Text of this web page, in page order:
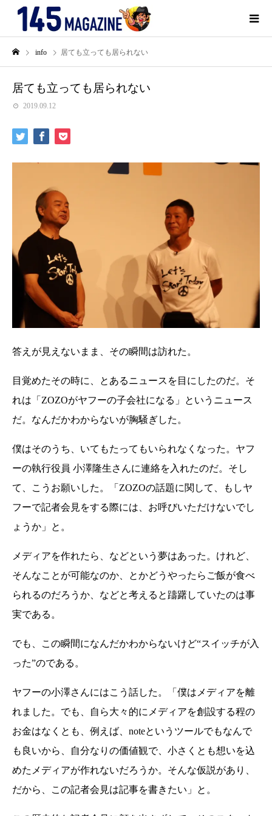
info 居ても立っても居られない
居ても立っても居られない
2019.09.12
答えが見えないまま、その瞬間は訪れた。
目覚めたその時に、とあるニュースを目にしたのだ。そ
れは「ZOZOがヤフーの子会社になる」というニュース
だ。なんだかわからないが胸騒ぎした。
僕はそのうち、いてもたってもいられなくなった。ヤフ
ーの執行役員 小澤隆生さんに連絡を入れたのだ。そし
て、こうお願いした。「ZOZOの話題に関して、もしヤ
フーで記者会見をする際には、お呼びいただけないでし
ょうか」と。
メディアを作れたら、などという夢はあった。けれど、
そんなことが可能なのか、とかどうやったらご飯が食べ
られるのだろうか、などと考えると躊躇していたのは事
実である。
でも、この瞬間になんだかわからないけど“スイッチが入
った”のである。
ヤフーの小澤さんにはこう話した。「僕はメディアを離
れました。でも、自ら大々的にメディアを創設する程の
お金はなくとも、例えば、noteというツールでもなんで
も良いから、自分なりの価値観で、小さくとも想いを込
めたメディアが作れないだろうか。そんな仮説があり、
だから、この記者会見は記事を書きたい」と。